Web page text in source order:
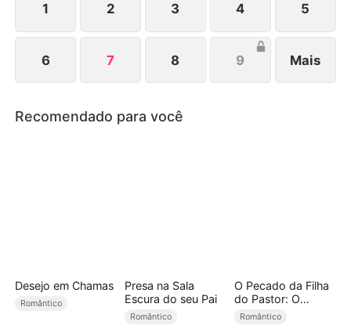
1 2 3 4 5
6 7 8 9 Mais
Recomendado para você
Desejo em Chamas
Romântico
Presa na Sala
Escura do seu Pai
Romântico
O Pecado da Filha
do Pastor: O
Amigo do Pai
Romântico